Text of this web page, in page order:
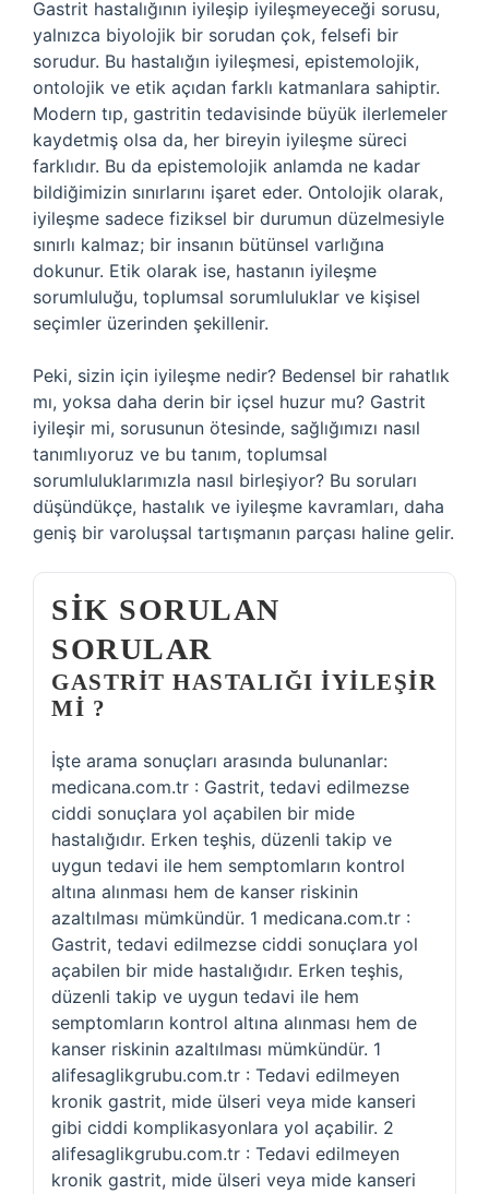
Gastrit hastalığının iyileşip iyileşmeyeceği sorusu,
yalnızca biyolojik bir sorudan çok, felsefi bir
sorudur. Bu hastalığın iyileşmesi, epistemolojik,
ontolojik ve etik açıdan farklı katmanlara sahiptir.
Modern tıp, gastritin tedavisinde büyük ilerlemeler
kaydetmiş olsa da, her bireyin iyileşme süreci
farklıdır. Bu da epistemolojik anlamda ne kadar
bildiğimizin sınırlarını işaret eder. Ontolojik olarak,
iyileşme sadece fiziksel bir durumun düzelmesiyle
sınırlı kalmaz; bir insanın bütünsel varlığına
dokunur. Etik olarak ise, hastanın iyileşme
sorumluluğu, toplumsal sorumluluklar ve kişisel
seçimler üzerinden şekillenir.
Peki, sizin için iyileşme nedir? Bedensel bir rahatlık
mı, yoksa daha derin bir içsel huzur mu? Gastrit
iyileşir mi, sorusunun ötesinde, sağlığımızı nasıl
tanımlıyoruz ve bu tanım, toplumsal
sorumluluklarımızla nasıl birleşiyor? Bu soruları
düşündükçe, hastalık ve iyileşme kavramları, daha
geniş bir varoluşsal tartışmanın parçası haline gelir.
SIK SORULAN
SORULAR
GASTRIT HASTALIĞI IYILEŞIR
MI ?
İşte arama sonuçları arasında bulunanlar:
medicana.com.tr : Gastrit, tedavi edilmezse
ciddi sonuçlara yol açabilen bir mide
hastalığıdır. Erken teşhis, düzenli takip ve
uygun tedavi ile hem semptomların kontrol
altına alınması hem de kanser riskinin
azaltılması mümkündür. 1 medicana.com.tr :
Gastrit, tedavi edilmezse ciddi sonuçlara yol
açabilen bir mide hastalığıdır. Erken teşhis,
düzenli takip ve uygun tedavi ile hem
semptomların kontrol altına alınması hem de
kanser riskinin azaltılması mümkündür. 1
alifesaglikgrubu.com.tr : Tedavi edilmeyen
kronik gastrit, mide ülseri veya mide kanseri
gibi ciddi komplikasyonlara yol açabilir. 2
alifesaglikgrubu.com.tr : Tedavi edilmeyen
kronik gastrit, mide ülseri veya mide kanseri